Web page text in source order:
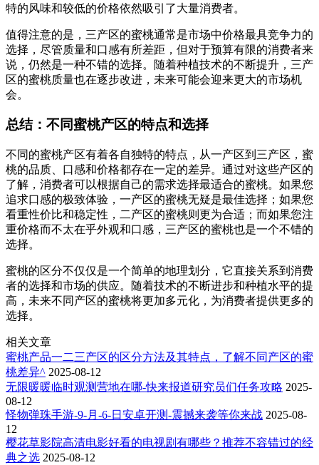
特的风味和较低的价格依然吸引了大量消费者。
值得注意的是，三产区的蜜桃通常是市场中价格最具竞争力的
选择，尽管质量和口感有所差距，但对于预算有限的消费者来
说，仍然是一种不错的选择。随着种植技术的不断提升，三产
区的蜜桃质量也在逐步改进，未来可能会迎来更大的市场机
会。
总结：不同蜜桃产区的特点和选择
不同的蜜桃产区有着各自独特的特点，从一产区到三产区，蜜
桃的品质、口感和价格都存在一定的差异。通过对这些产区的
了解，消费者可以根据自己的需求选择最适合的蜜桃。如果您
追求口感的极致体验，一产区的蜜桃无疑是最佳选择；如果您
看重性价比和稳定性，二产区的蜜桃则更为合适；而如果您注
重价格而不太在乎外观和口感，三产区的蜜桃也是一个不错的
选择。
蜜桃的区分不仅仅是一个简单的地理划分，它直接关系到消费
者的选择和市场的供应。随着技术的不断进步和种植水平的提
高，未来不同产区的蜜桃将更加多元化，为消费者提供更多的
选择。
相关文章
蜜桃产品一二三产区的区分方法及其特点，了解不同产区的蜜
桃差异^ 2025-08-12
无限暖暖临时观测营地在哪-快来报道研究员们任务攻略 2025-
08-12
怪物弹珠手游-9-月-6-日安卓开测-震撼来袭等你来战 2025-08-
12
樱花草影院高清电影好看的电视剧有哪些？推荐不容错过的经
典之选 2025-08-12